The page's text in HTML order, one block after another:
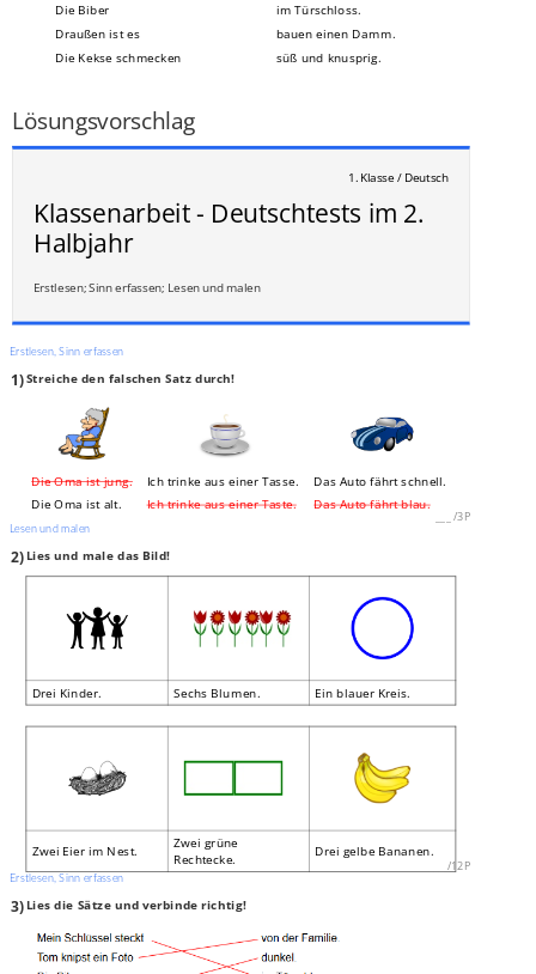
Die Biber
im Türschloss.
Draußen ist es
bauen einen Damm.
Die Kekse schmecken
süß und knusprig.
Lösungsvorschlag
1. Klasse / Deutsch
Klassenarbeit - Deutschtests im 2.
Halbjahr
Erstlesen; Sinn erfassen; Lesen und malen
Erstlesen, Sinn erfassen
1)Streiche den falschen Satz durch!
Die Oma ist jung. Ich trinke aus einer Tasse.
Das Auto fährt schnell.
Die Oma ist alt.
Ich trinke aus einer Taste. Das Auto fährt blau.
/3P
Lesen und malen
2) Lies und male das Bild!
Drei Kinder. Sechs Blumen. Ein blauer Kreis.
Zwei Eier im Nest. Zwei grüne
Rechtecke. Drei gelbe Bananen.
/12P
Erstlesen, Sinn erfassen
3) Lies die Sätze und verbinde richtig!